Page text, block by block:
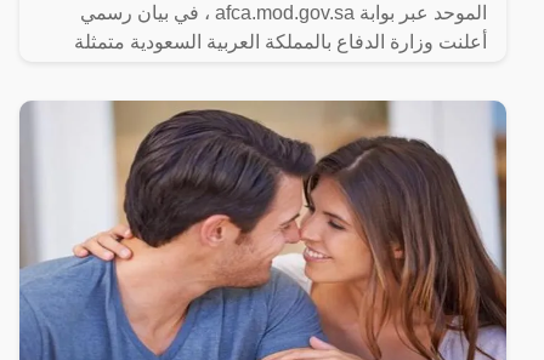
الموحد عبر بوابة afca.mod.gov.sa ، في بيان رسمي
أعلنت وزارة الدفاع بالمملكة العربية السعودية متمثلة